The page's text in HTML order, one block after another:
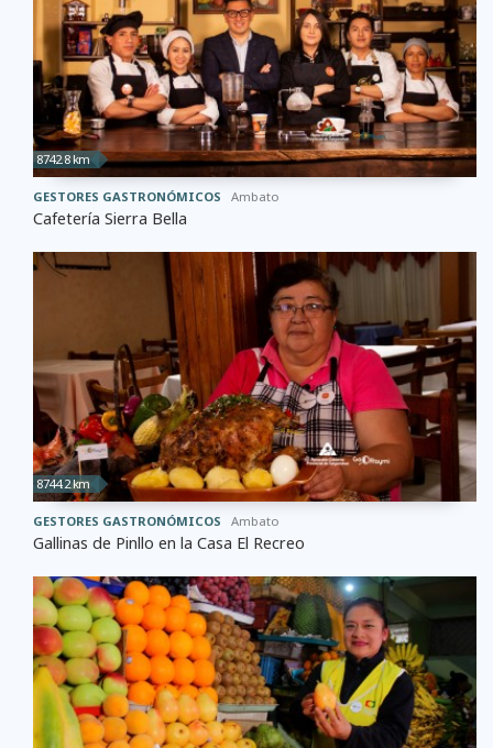
8742.8 km
GESTORES GASTRONÓMICOS Ambato
Cafetería Sierra Bella
8744.2 km
GESTORES GASTRONÓMICOS Ambato
Gallinas de Pinllo en la Casa El Recreo